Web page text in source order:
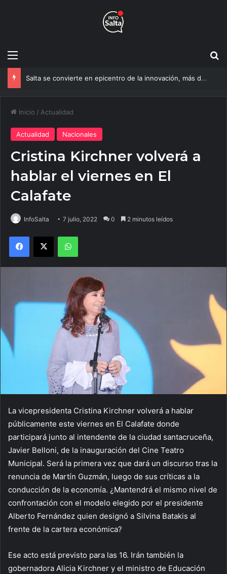
Menú
Salta se convierte en epicentro de la innovación, más de 600 personas ya participan del NOA Innova
Inicio / Actualidad
Actualidad Nacionales
Cristina Kirchner volverá a
hablar el viernes en El
Calafate
InfoSalta 7 julio, 2022 0 2 minutos leídos
Facebook
X WhatsApp
La vicepresidenta Cristina Kirchner volverá a hablar
públicamente este viernes en El Calafate donde
participará junto al intendente de la ciudad santacruceña,
Javier Belloni, de la inauguración del Cine Teatro
Municipal. Será la primera vez que dará un discurso tras la
renuncia de Martín Guzmán, luego de sus críticas a la
conducción de la economía. ¿Mantendrá el mismo nivel de
confrontación con el modelo elegido por el presidente
Alberto Fernández quien designó a Silvina Batakis al
frente de la cartera económica?
Ese acto está previsto para las 16. Irán también la
gobernadora Alicia Kirchner y el ministro de Educación